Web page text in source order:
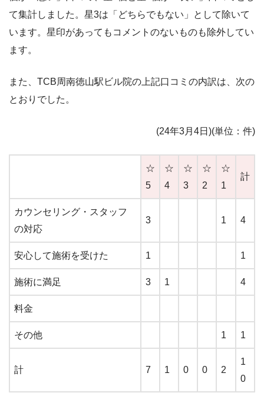
て集計しました。星3は「どちらでもない」として除いて
います。星印があってもコメントのないものも除外してい
ます。
また、TCB周南徳山駅ビル院の上記口コミの内訳は、次の
とおりでした。
(24年3月4日)(単位：件)
☆
5
☆
4
☆
3
☆
2
☆
1
計
カウンセリング・スタッフ
の対応
3 1 4
安心して施術を受けた 1 1
施術に満足 3 1 4
料金
その他 1 1
計 7 1 0 0 2
1
0